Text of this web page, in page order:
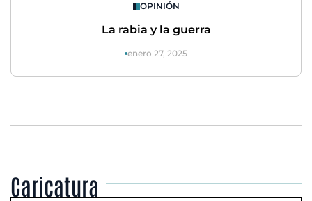
OPINIÓN
La rabia y la guerra
enero 27, 2025
Caricatura